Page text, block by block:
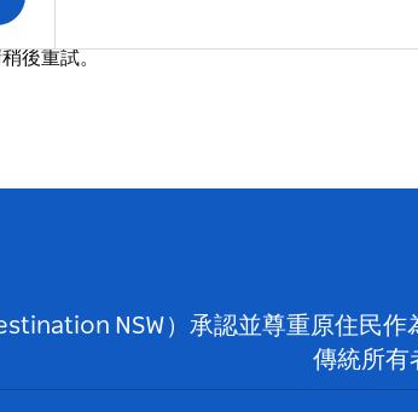
後重試。
NSW）承認並尊重原住民
傳統所有